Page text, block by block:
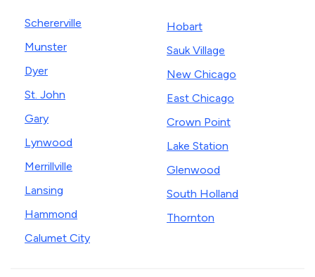
Schererville
Munster
Dyer
St. John
Gary
Lynwood
Merrillville
Lansing
Hammond
Calumet City
Hobart
Sauk Village
New Chicago
East Chicago
Crown Point
Lake Station
Glenwood
South Holland
Thornton